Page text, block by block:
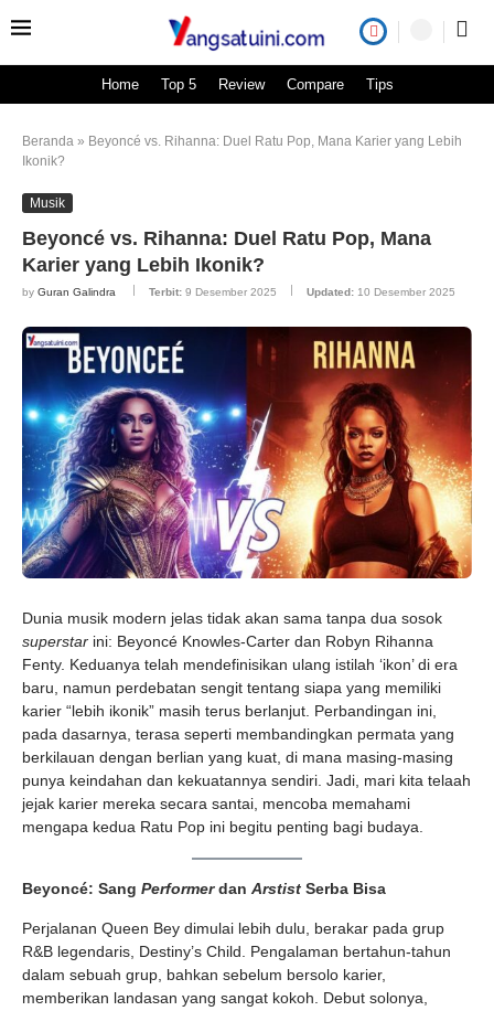
Home Top 5 Review Compare Tips
Beranda » Beyoncé vs. Rihanna: Duel Ratu Pop, Mana Karier yang Lebih
Ikonik?
Musik
Beyoncé vs. Rihanna: Duel Ratu Pop, Mana
Karier yang Lebih Ikonik?
by Guran Galindra Terbit: 9 Desember 2025 Updated: 10 Desember 2025
Dunia musik modern jelas tidak akan sama tanpa dua sosok
superstar ini: Beyoncé Knowles-Carter dan Robyn Rihanna
Fenty. Keduanya telah mendefinisikan ulang istilah ‘ikon’ di era
baru, namun perdebatan sengit tentang siapa yang memiliki
karier “lebih ikonik” masih terus berlanjut. Perbandingan ini,
pada dasarnya, terasa seperti membandingkan permata yang
berkilauan dengan berlian yang kuat, di mana masing-masing
punya keindahan dan kekuatannya sendiri. Jadi, mari kita telaah
jejak karier mereka secara santai, mencoba memahami
mengapa kedua Ratu Pop ini begitu penting bagi budaya.
Beyoncé: Sang Performerdan Arstist Serba Bisa
Perjalanan Queen Bey dimulai lebih dulu, berakar pada grup
R&B legendaris, Destiny’s Child. Pengalaman bertahun-tahun
dalam sebuah grup, bahkan sebelum bersolo karier,
memberikan landasan yang sangat kokoh. Debut solonya,